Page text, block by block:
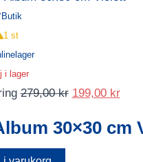
Butik
1 st
i lager
279,00kr Det
priset
199,00 krDet
30×30 cm